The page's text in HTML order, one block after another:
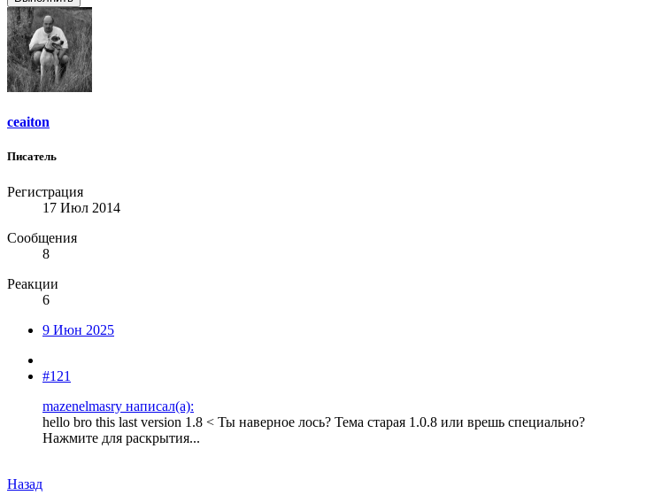
ceaiton
Писатель
Регистрация
17 Июл 2014
Сообщения
8
Реакции
6
9 Июн 2025
#121
mazenelmasry написал(а):
hello bro this last version 1.8 < Ты наверное лось? Тема старая 1.0.8 или врешь специально?
Нажмите для раскрытия...
Назад